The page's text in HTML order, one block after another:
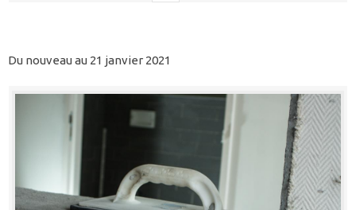
Du nouveau au 21 janvier 2021